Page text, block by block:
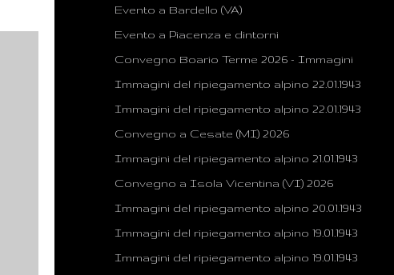
Evento a Bardello (VA)
Evento a Piacenza e dintorni
Convegno Boario Terme 2026 - Immagini
Immagini del ripiegamento alpino 22.01.1943
Immagini del ripiegamento alpino 22.01.1943
Convegno a Cesate (MI) 2026
Immagini del ripiegamento alpino 21.01.1943
Convegno a Isola Vicentina (VI) 2026
Immagini del ripiegamento alpino 20.01.1943
Immagini del ripiegamento alpino 19.01.1943
Immagini del ripiegamento alpino 19.01.1943